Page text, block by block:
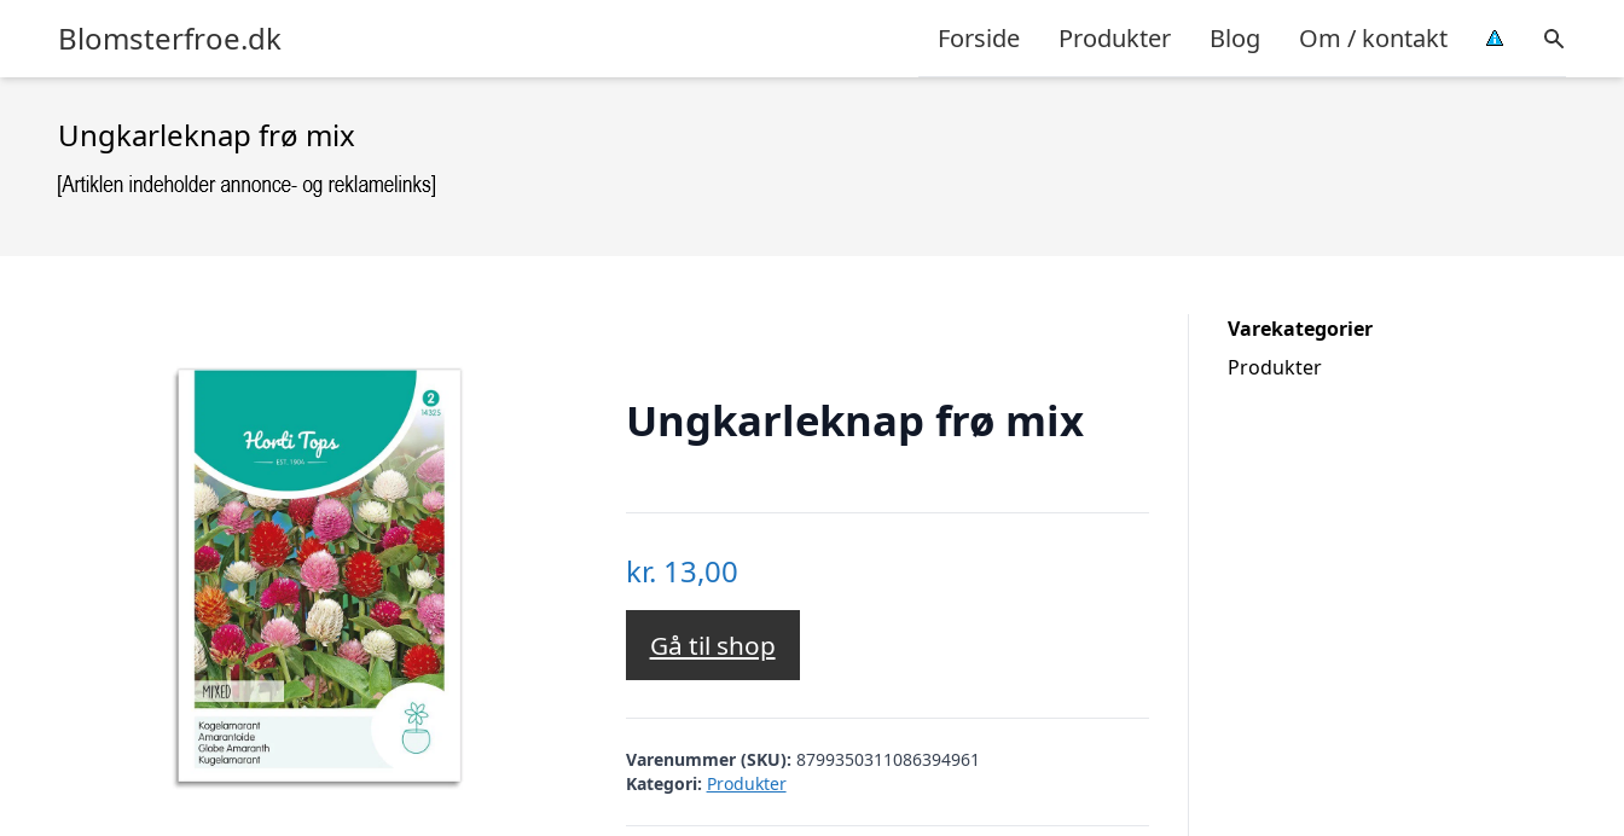
Blomsterfroe.dk Forside Produkter Blog Om / kontakt
Ungkarleknap frø mix
Ungkarleknap frø mix
kr. 13,00
Gå til shop
Varenummer (SKU): 8799350311086394961
Kategori: Produkter
Varekategorier
Produkter